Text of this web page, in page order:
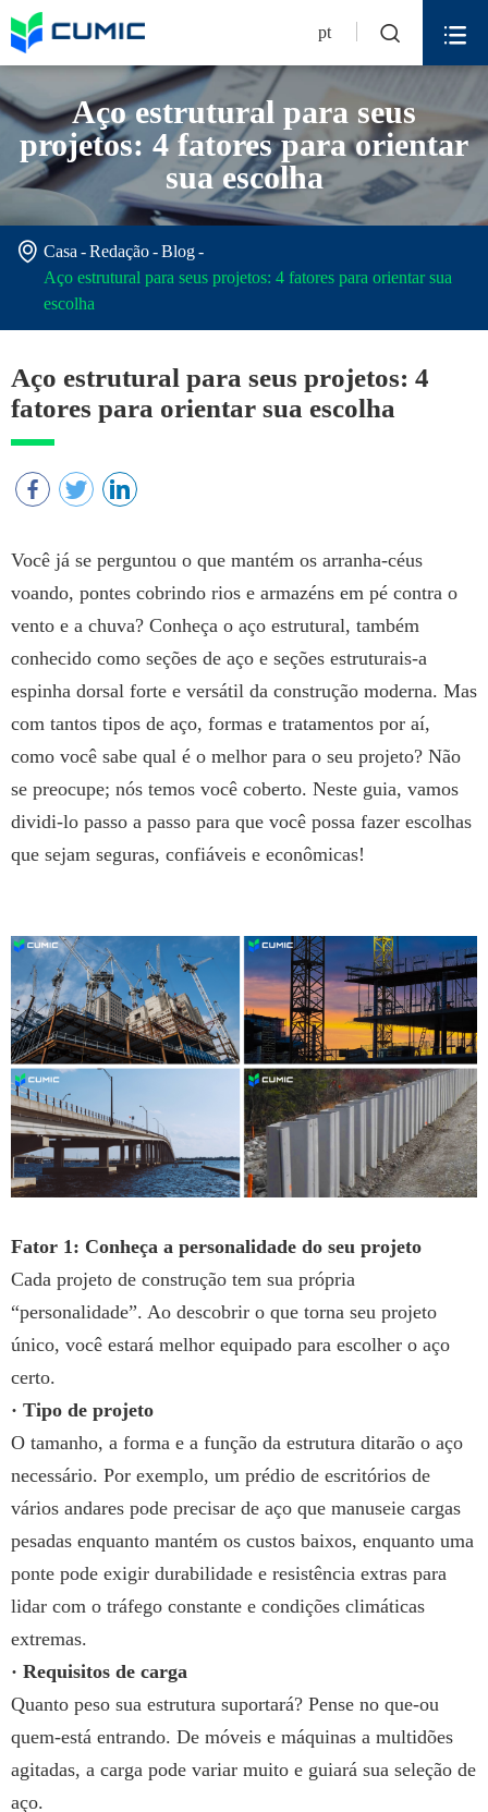
pt  
Aço estrutural para seus
projetos: 4 fatores para orientar
sua escolha
 Casa Redação
Blog
Aço estrutural para seus projetos: 4 fatores para orientar sua
escolha
Aço estrutural para seus projetos: 4
fatores para orientar sua escolha
Você já se perguntou o que mantém os arranha-céus
voando, pontes cobrindo rios e armazéns em pé contra o
vento e a chuva? Conheça o aço estrutural, também
conhecido como seções de aço e seções estruturais-a
espinha dorsal forte e versátil da construção moderna. Mas
com tantos tipos de aço, formas e tratamentos por aí,
como você sabe qual é o melhor para o seu projeto? Não
se preocupe; nós temos você coberto. Neste guia, vamos
dividi-lo passo a passo para que você possa fazer escolhas
que sejam seguras, confiáveis e econômicas!
Fator 1: Conheça a personalidade do seu projeto
Cada projeto de construção tem sua própria
“personalidade”. Ao descobrir o que torna seu projeto
único, você estará melhor equipado para escolher o aço
certo.
· Tipo de projeto
O tamanho, a forma e a função da estrutura ditarão o aço
necessário. Por exemplo, um prédio de escritórios de
vários andares pode precisar de aço que manuseie cargas
pesadas enquanto mantém os custos baixos, enquanto uma
ponte pode exigir durabilidade e resistência extras para
lidar com o tráfego constante e condições climáticas
extremas.
· Requisitos de carga
Quanto peso sua estrutura suportará? Pense no que-ou
quem-está entrando. De móveis e máquinas a multidões
agitadas, a carga pode variar muito e guiará sua seleção de
aço.